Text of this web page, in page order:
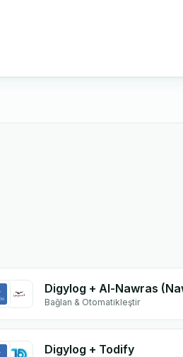
Digylog + Al-Nawras
Bağlan & Otomatikleştir
Digylog + Todify